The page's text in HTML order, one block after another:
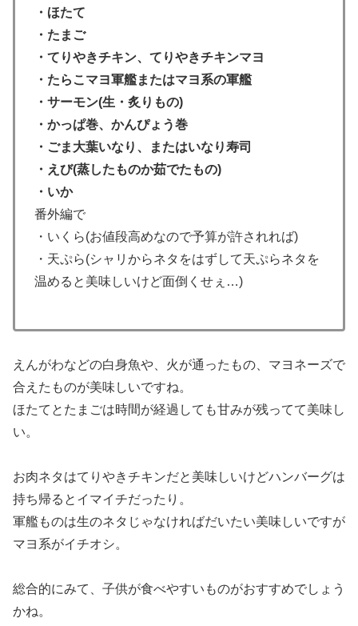
・ほたて
・たまご
・てりやきチキン、 てりやきチキンマヨ
・たらこマヨ軍艦またはマヨ系の軍艦
・サーモン(生・炙りもの)
・かっぱ巻、かんぴょう巻
・ごま大葉いなり、またはいなり寿司
・えび(蒸したものか茹でたもの)
・いか
番外編で
・いくら(お値段高めなので予算が許されれば)
・天ぷら(シャリからネタをはずして天ぷらネタを
温めると美味しいけど面倒くせぇ…)
えんがわなどの白身魚や、火が通ったもの、マヨネーズで
合えたものが美味しいですね。
ほたてとたまごは時間が経過しても甘みが残ってて美味し
い。
お肉ネタはてりやきチキンだと美味しいけどハンバーグは
持ち帰るとイマイチだったり。
軍艦ものは生のネタじゃなければだいたい美味しいですが
マヨ系がイチオシ。
総合的にみて、子供が食べやすいものがおすすめでしょう
かね。